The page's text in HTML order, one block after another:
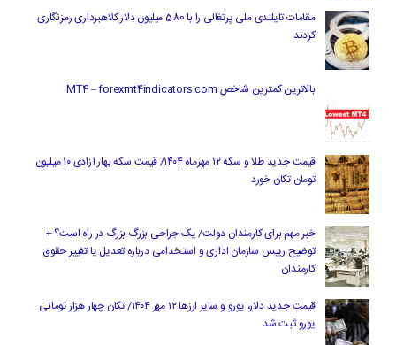
مقامات تایلندی ملی پرتغالی را با 580 میلیون دلار کلاهبرداری رمزنگاری
کردند
بالاترین کمترین شاخص MT4 – forexmt4indicators.com
قیمت جدید طلا و سکه ۱۲ مهرماه ۱۴۰۴/ قیمت سکه بهار آزادی ۱۰ میلیون
تومان تکان خورد
خبر مهم برای کارمندان دولت/ یک جراحی بزرگ بزرگ در راه است؟ +
توضیح رییس سازمان اداری و استخدامی درباره تعدیل یا تغییر حقوق
کارمندان
قیمت جدید دلار، یورو و سایر ارزها ۱۲ مهر ۱۴۰۴/ تکان چهار هزار تومانی
یورو ثبت شد